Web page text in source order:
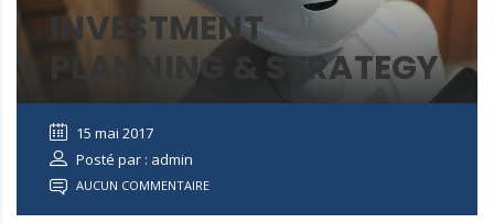
INVESTMENT
PLANNING & STRATEGY
15 mai 2017
Posté par : admin
AUCUN COMMENTAIRE